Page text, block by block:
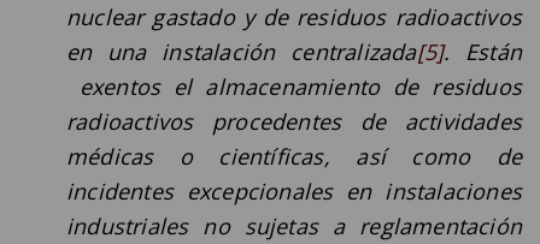
nuclear gastado y de residuos radioactivos
en una instalación centralizada[5]. Están
exentos el almacenamiento de residuos
radioactivos procedentes de actividades
médicas o científicas, así como de
incidentes excepcionales en instalaciones
industriales no sujetas a reglamentación